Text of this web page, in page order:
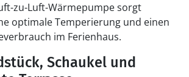
zu-Luft-Wärmepumpe sorgt
optimale Temperierung und einen
im Ferienhaus.
Schaukel und